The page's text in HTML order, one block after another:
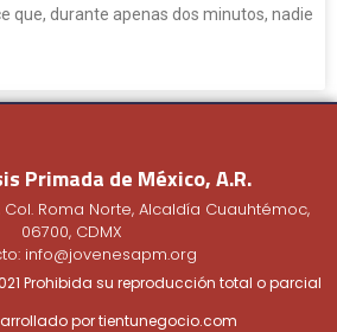
que, durante apenas dos minutos, nadie
Primada de México, A.R.
Roma Norte, Alcaldía Cuauhtémoc,
06700, CDMX
info@jovenesapm.org
Prohibida su reproducción total o parcial
por tientunegocio.com